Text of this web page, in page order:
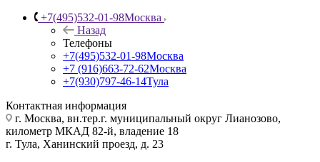
+7(495)532-01-98Москва
Назад
Телефоны
+7(495)532-01-98Москва
+7 (916)663-72-62Москва
+7(930)797-46-14Тула
Контактная информация
г. Москва, вн.тер.г. муниципальный округ Лианозово,
километр МКАД 82-й, владение 18
г. Тула, Ханинский проезд, д. 23